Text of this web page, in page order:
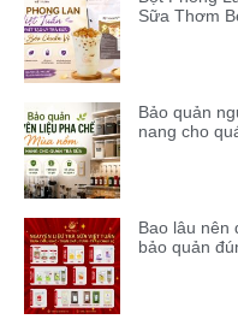
Sữa Thơm
Bảo quản
nang cho
Bao lâu nên
bảo quản